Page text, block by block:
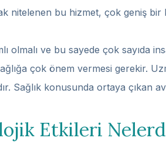
nitelenen bu hizmet, çok geniş
olmalı ve bu sayede çok sayıda
çok önem vermesi gerekir.
Sağlık konusunda ortaya
Etkileri